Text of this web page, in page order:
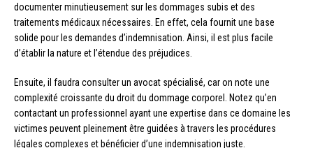
documenter minutieusement sur les dommages subis et des
traitements médicaux nécessaires. En effet, cela fournit une base
solide pour les demandes d’indemnisation. Ainsi, il est plus facile
d’établir la nature et l’étendue des préjudices.
Ensuite, il faudra consulter un avocat spécialisé, car on note une
complexité croissante du droit du dommage corporel. Notez qu’en
contactant un professionnel ayant une expertise dans ce domaine les
victimes peuvent pleinement être guidées à travers les procédures
légales complexes et bénéficier d’une indemnisation juste.